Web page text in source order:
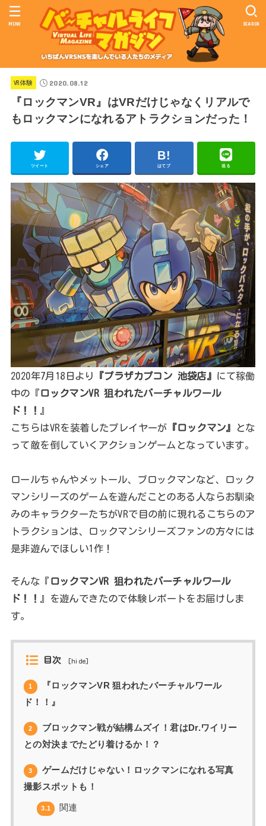
SEARCH
MENU
VR体験 2020.08.12
『ロックマンVR』はVRだけじゃなくリアルで
もロックマンになれるアトラクションだった！
ツイート シェア はてブ 送る
2020年7月18日より 『プラザカプコン 池袋店』 にて稼働
中の『ロックマンVR 狙われたバーチャルワール
ド！！ 』
こちらはVRを装着したプレイヤーが
『ロックマン』
とな
って敵を倒していくアクションゲームとなっています。
ロールちゃんやメットール、ブロックマンなど、ロック
マンシリーズのゲームを遊んだことのある人ならお馴染
みのキャラクターたちがVRで目の前に現れるこちらのア
トラクションは、ロックマンシリーズファンの方々には
是非遊んでほしい1作！
そんな『 ロックマンVR 狙われたバーチャルワール
ド！！ 』を遊んできたので体験レポートをお届けしま
す。
目次 [hide]
1
『ロックマンVR 狙われたバーチャルワール
ド！！』
2
ブロックマン戦が結構ムズイ！君はDr.ワイリー
との対決までたどり着けるか！？
3
ゲームだけじゃない！ロックマンになれる写真
撮影スポットも！
3.1 関連